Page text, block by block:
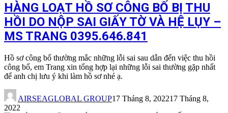
HÀNG LOẠT HỒ SƠ CÔNG BỐ BỊ THU
HỒI DO NỘP SAI GIẤY TỜ VÀ HỆ LỤY –
MS TRANG 0395.646.841
Hồ sơ công bố thường mắc những lỗi sai sau dẫn đến việc thu hồi
công bố, em Trang xin tổng hợp lại những lỗi sai thường gặp nhất
để anh chị lưu ý khi làm hồ sơ nhé ạ.
AIRSEAGLOBAL GROUP17 Tháng 8, 202217 Tháng 8,
2022